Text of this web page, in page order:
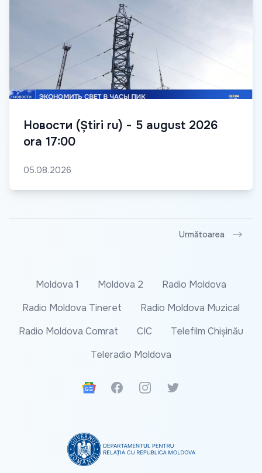
Новости (Știri ru) - 5 august 2026
ora 17:00
05.08.2026
Următoarea
Moldova 1 Moldova 2
Radio Moldova
Radio Moldova Tineret
Radio Moldova Muzical
Radio Moldova Comrat
CIC
Telefilm Chișinău
Teleradio Moldova
Google News
FacebookInstagramTwitter